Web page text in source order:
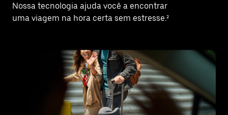
Nossa tecnologia ajuda você a encontrar
uma viagem na hora certa sem estresse.²